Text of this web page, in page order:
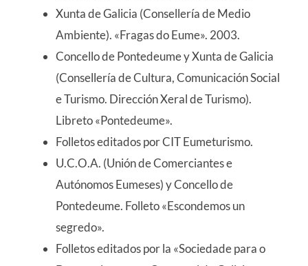
Xunta de Galicia (Consellería de Medio
Ambiente). «Fragas do Eume». 2003.
Concello de Pontedeume y Xunta de Galicia
(Consellería de Cultura, Comunicación Social
e Turismo. Dirección Xeral de Turismo).
Libreto «Pontedeume».
Folletos editados por CIT Eumeturismo.
U.C.O.A. (Unión de Comerciantes e
Autónomos Eumeses) y Concello de
Pontedeume. Folleto «Escondemos un
segredo».
Folletos editados por la «Sociedade para o